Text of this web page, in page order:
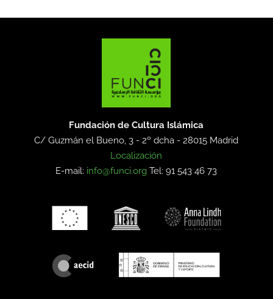
Fundación de Cultura Islámica
C/ Guzmán el Bueno, 3 - 2º dcha -28015 Madrid
Localización
E-mail: info@funci.org Tel: 91 543 46 73